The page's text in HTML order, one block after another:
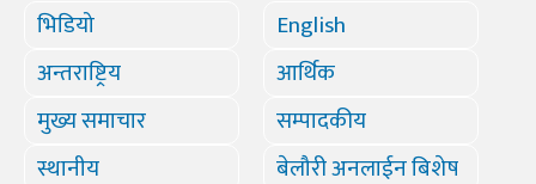
भिडियो
English
अन्तराष्ट्रिय
आर्थिक
मुख्य समाचार
सम्पादकीय
स्थानीय
बेलौरी अनलाईन बिशेष